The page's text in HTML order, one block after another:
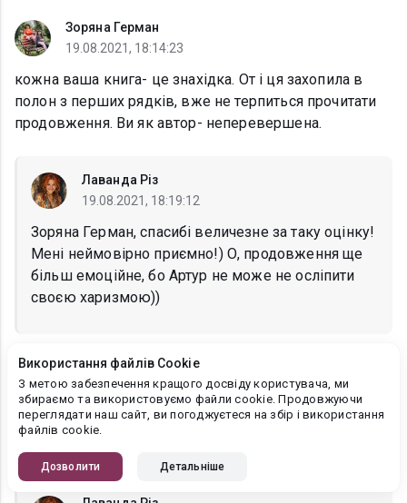
Зоряна Герман
19.08.2021, 18:14:23
кожна ваша книга- це знахідка. От і ця захопила в
полон з перших рядків, вже не терпиться прочитати
продовження. Ви як автор- неперевершена.
Лаванда Різ
19.08.2021, 18:19:12
Зоряна Герман, спасибі величезне за таку оцінку!
Мені неймовірно приємно!) О, продовження ще
більш емоційне, бо Артур не може не осліпити
своєю харизмою))
Ольга
04.07.2021, 22:22:17
Гарний, непередбачуваний сюжет! А інтрига
Використання файлів Cookie
З метою забезпечення кращого досвіду користувача, ми
збираємо та використовуємо файли cookie. Продовжуючи
переглядати наш сайт, ви погоджуєтеся на збір і використання
файлів cookie.
Дозволити Детальніше